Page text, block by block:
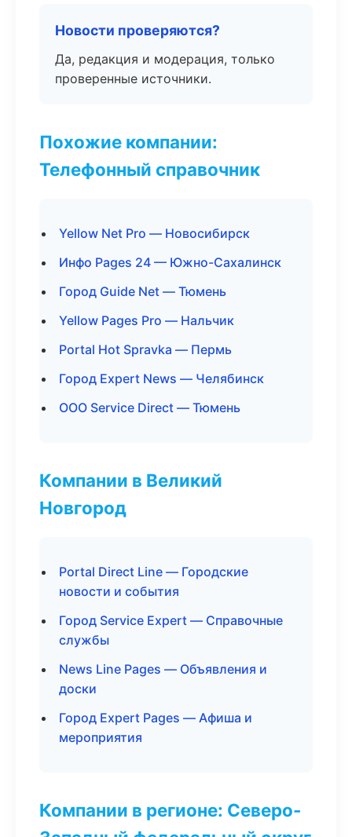
Новости проверяются?
Да, редакция и модерация, только
проверенные источники.
Похожие компании:
Телефонный справочник
Yellow Net Pro — Новосибирск
Инфо Pages 24 — Южно-Сахалинск
Город Guide Net — Тюмень
Yellow Pages Pro — Нальчик
Portal Hot Spravka — Пермь
Город Expert News — Челябинск
ООО Service Direct — Тюмень
Компании в Великий
Новгород
Portal Direct Line — Городские
новости и события
Город Service Expert — Справочные
службы
News Line Pages — Объявления и
доски
Город Expert Pages — Афиша и
мероприятия
Компании в регионе: Северо-